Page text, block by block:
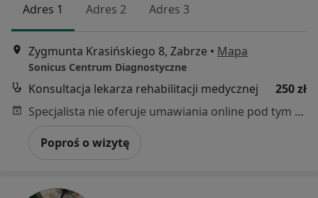
Adres 1 Adres 2 Adres 3
Zygmunta Krasińskiego 8, Zabrze • Mapa
Sonicus Centrum Diagnostyczne
Konsultacja lekarza rehabilitacji medycznej
250 zł
Specjalista nie oferuje umawiania online pod tym adresem.
Poproś o wizytę